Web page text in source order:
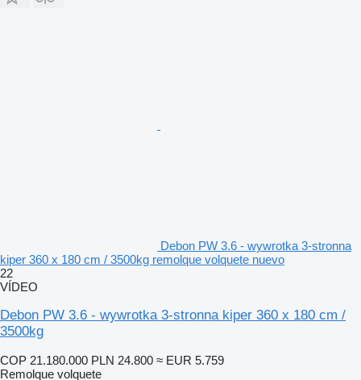
Debon PW 3.6 - wywrotka 3-stronna
kiper 360 x 180 cm / 3500kg remolque volquete nuevo
22
VÍDEO
Debon PW 3.6 - wywrotka 3-stronna kiper 360 x 180 cm /
3500kg
COP 21.180.000 PLN 24.800 ≈ EUR 5.759
Remolque volquete